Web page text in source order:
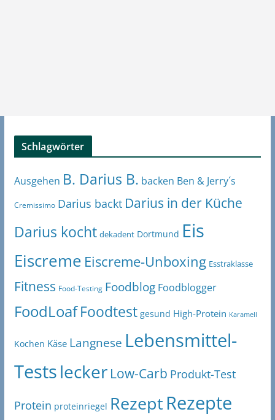
Schlagwörter
Ausgehen B. Darius B. backen Ben & Jerry´s
Cremissimo Darius backt Darius in der Küche
Darius kocht dekadent Dortmund Eis
Eiscreme Eiscreme-Unboxing Esstraklasse
Fitness Food-Testing Foodblog Foodblogger
FoodLoaf Foodtest gesund High-Protein Karamell
Kochen Käse Langnese Lebensmittel-
Testslecker Low-Carb Produkt-Test
Protein proteinriegel RezeptRezepte